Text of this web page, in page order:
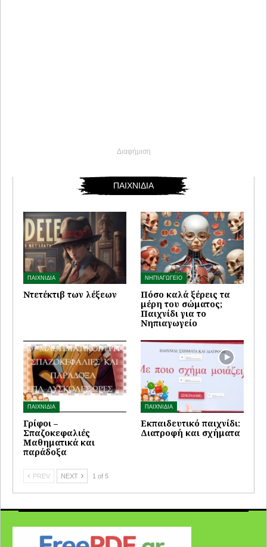
Διαφήμιση
ΠΑΙΧΝΙΔΙΑ
ΠΑΙΧΝΙΔΙΑ
Ντετέκτιβ των λέξεων
ΝΗΠΙΑΓΩΓΕΙΟ
Πόσο καλά ξέρεις τα
μέρη του σώματος;
Παιχνίδι για το
Νηπιαγωγείο
ΠΑΙΧΝΙΔΙΑ
Γρίφοι –
Σπαζοκεφαλιές
Μαθηματικά και
παράδοξα
ΠΑΙΧΝΙΔΙΑ
Εκπαιδευτικό παιχνίδι:
Διατροφή και σχήματα
PREV NEXT 1 of 5